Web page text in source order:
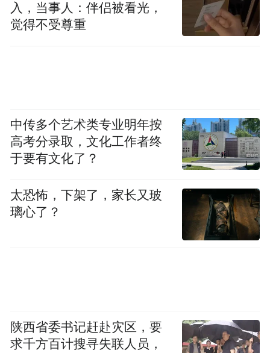
入，当事人：伴侣被看光，
觉得不受尊重
中传多个艺术类专业明年按
高考分录取，文化工作者终
于要有文化了？
太恐怖，下架了，家长又玻
璃心了？
陕西省委书记赶赴灾区，要
求千方百计搜寻失联人员，